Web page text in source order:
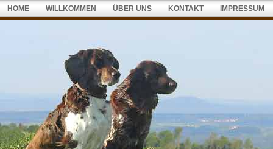
HOME WILLKOMMEN ÜBER UNS KONTAKT IMPRESSUM